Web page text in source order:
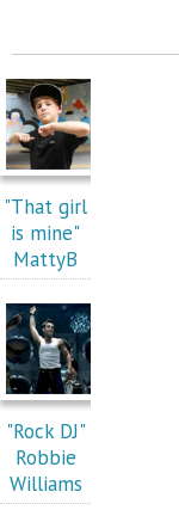
"That girl
is mine"
MattyB
"Rock DJ"
Robbie
Williams